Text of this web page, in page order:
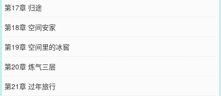
第17章 归途
第18章 空间安家
第19章 空间里的冰窖
第20章 炼气三层
第21章 过年旅行